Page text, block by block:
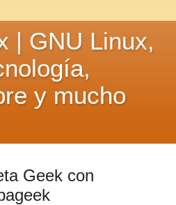
| GNU Linux,
y mucho
Geek con